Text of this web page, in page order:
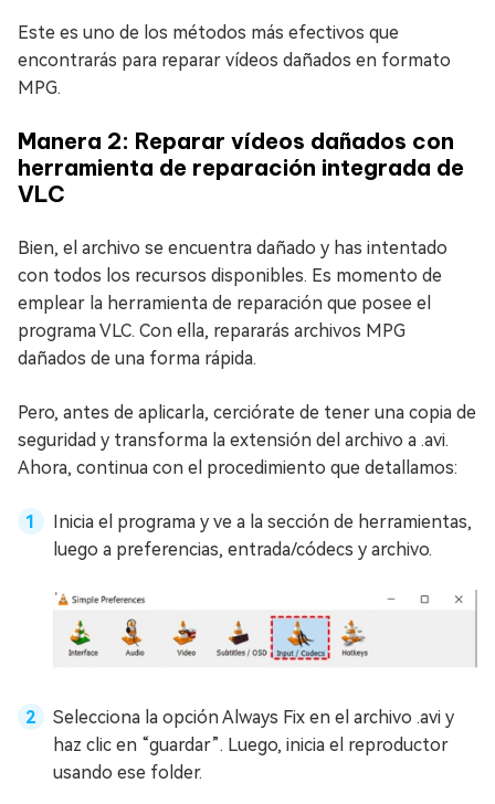
Este es uno de los métodos más efectivos que
encontrarás para reparar vídeos dañados en formato
MPG.
Manera 2: Reparar vídeos dañados con
herramienta de reparación integrada de
VLC
Bien, el archivo se encuentra dañado y has intentado
con todos los recursos disponibles. Es momento de
emplear la herramienta de reparación que posee el
programa VLC. Con ella, repararás archivos MPG
dañados de una forma rápida.
Pero, antes de aplicarla, cerciórate de tener una copia de
seguridad y transforma la extensión del archivo a .avi.
Ahora, continua con el procedimiento que detallamos:
Inicia el programa y ve a la sección de herramientas,
luego a preferencias, entrada/códecs y archivo.
Selecciona la opción Always Fix en el archivo .avi y
haz clic en “guardar”. Luego, inicia el reproductor
usando ese folder.